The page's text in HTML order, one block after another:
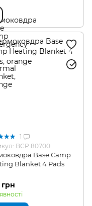
1
BCP 80700
Base Camp
Blanket 4 Pads